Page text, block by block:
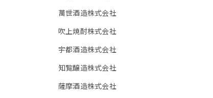
萬世酒造株式会社
吹上焼酎株式会社
宇都酒造株式会社
知覧醸造株式会社
薩摩酒造株式会社